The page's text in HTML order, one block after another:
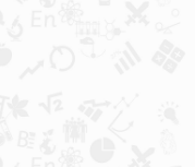
КДР, ВОШ,